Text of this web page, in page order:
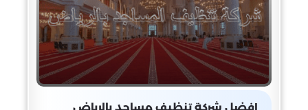
افضل شركة تنظيف مساجد بالرياض